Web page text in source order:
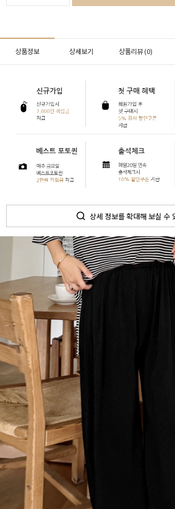
상품정보 상세보기 상품리뷰 (0)
상세 정보를 확대해 보실 수